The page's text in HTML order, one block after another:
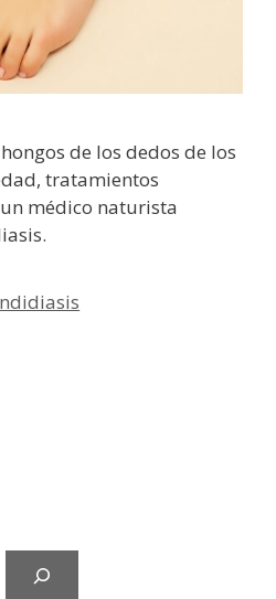
de los dedos de los
tratamientos
médico naturista